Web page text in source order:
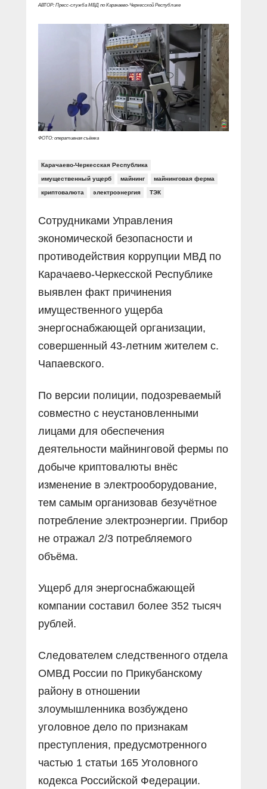
Социальные ролики
Документальные фильмы
Прямой разговор
Специальный репортаж
КиберПОСТОВОЙ
Журнал «Полиция России»
АВТОР: Пресс-служба МВД по Карачаево-Черкесской Республике
ФОТО: оперативная съёмка
Карачаево-Черкесская Республика
имущественный ущерб майнинг майнинговая ферма
криптовалюта электроэнергия ТЭК
Сотрудниками Управления
экономической безопасности и
противодействия коррупции МВД по
Карачаево-Черкесской Республике
выявлен факт причинения
имущественного ущерба
энергоснабжающей организации,
совершенный 43-летним жителем с.
Чапаевского.
По версии полиции, подозреваемый
совместно с неустановленными
лицами для обеспечения
деятельности майнинговой фермы по
добыче криптовалюты внёс
изменение в электрооборудование,
тем самым организовав безучётное
потребление электроэнергии. Прибор
не отражал 2/3 потребляемого
объёма.
Ущерб для энергоснабжающей
компании составил более 352 тысяч
рублей.
Следователем следственного отдела
ОМВД России по Прикубанскому
району в отношении
злоумышленника возбуждено
уголовное дело по признакам
преступления, предусмотренного
частью 1 статьи 165 Уголовного
кодекса Российской Федерации.